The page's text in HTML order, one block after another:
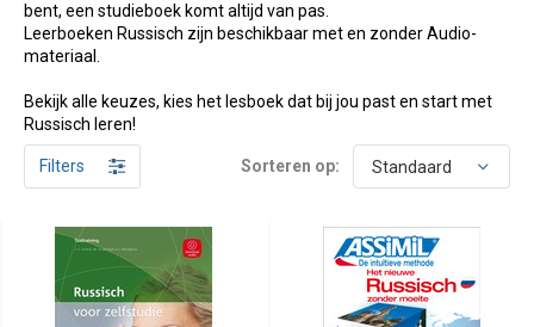
bent, een studieboek komt altijd van pas.
Leerboeken Russisch zijn beschikbaar met en zonder Audio-
materiaal.
Bekijk alle keuzes, kies het lesboek dat bij jou past en start met
Russisch leren!
Filters Sorteren op: